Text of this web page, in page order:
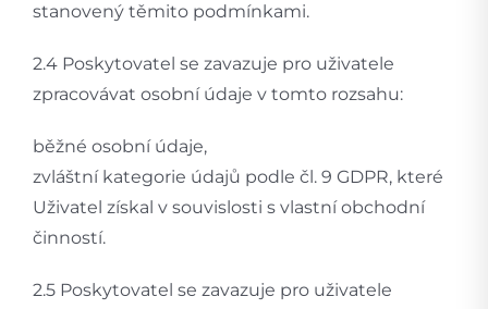
stanovený těmito podmínkami.
2.4 Poskytovatel se zavazuje pro uživatele
zpracovávat osobní údaje v tomto rozsahu:
běžné osobní údaje,
zvláštní kategorie údajů podle čl. 9 GDPR, které
Uživatel získal v souvislosti s vlastní obchodní
činností.
2.5 Poskytovatel se zavazuje pro uživatele